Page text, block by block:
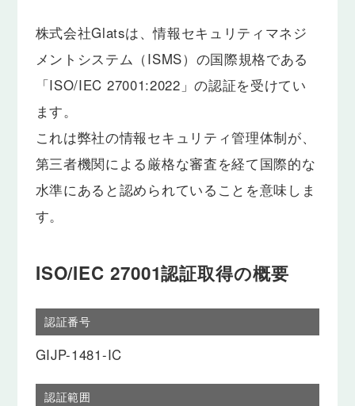
株式会社Glatsは、情報セキュリティマネジ
メントシステム（ISMS）の国際規格である
「ISO/IEC 27001:2022」の認証を受けてい
ます。
これは弊社の情報セキュリティ管理体制が、
第三者機関による厳格な審査を経て国際的な
水準にあると認められていることを意味しま
す。
ISO/IEC 27001認証取得の概要
認証番号
GIJP-1481-IC
認証範囲